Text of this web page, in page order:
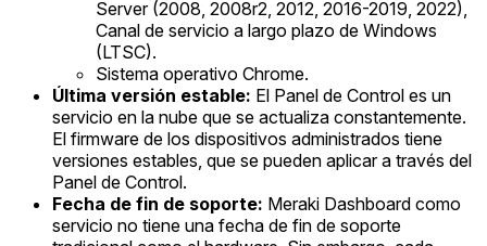
Server (2008, 2008r2, 2012, 2016-2019, 2022),
Canal de servicio a largo plazo de Windows
(LTSC).
Sistema operativo Chrome.
Última versión estable: El Panel de Control es un
servicio en la nube que se actualiza constantemente.
El firmware de los dispositivos administrados tiene
versiones estables, que se pueden aplicar a través del
Panel de Control.
Fecha de fin de soporte: Meraki Dashboard como
servicio no tiene una fecha de fin de soporte